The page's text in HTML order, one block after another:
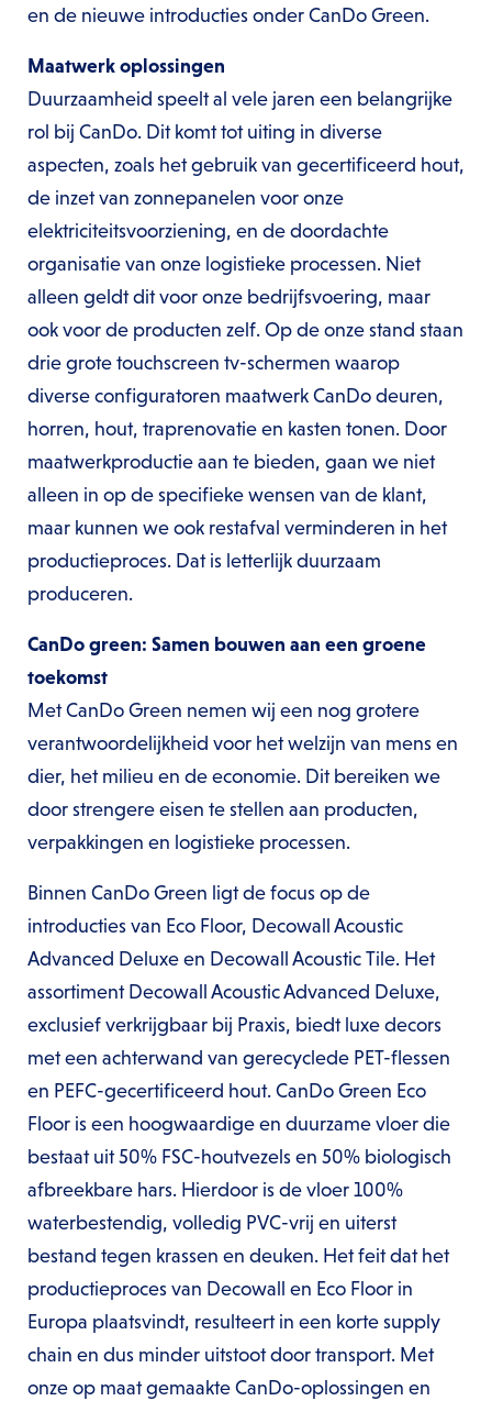
en de nieuwe introducties onder CanDo Green.
Maatwerk oplossingen
Duurzaamheid speelt al vele jaren een belangrijke
rol bij CanDo. Dit komt tot uiting in diverse
aspecten, zoals het gebruik van gecertificeerd hout,
de inzet van zonnepanelen voor onze
elektriciteitsvoorziening, en de doordachte
organisatie van onze logistieke processen. Niet
alleen geldt dit voor onze bedrijfsvoering, maar
ook voor de producten zelf. Op de onze stand staan
drie grote touchscreen tv-schermen waarop
diverse configuratoren maatwerk CanDo deuren,
horren, hout, traprenovatie en kasten tonen. Door
maatwerkproductie aan te bieden, gaan we niet
alleen in op de specifieke wensen van de klant,
maar kunnen we ook restafval verminderen in het
productieproces. Dat is letterlijk duurzaam
produceren.
CanDo green: Samen bouwen aan een groene
toekomst
Met CanDo Green nemen wij een nog grotere
verantwoordelijkheid voor het welzijn van mens en
dier, het milieu en de economie. Dit bereiken we
door strengere eisen te stellen aan producten,
verpakkingen en logistieke processen.
Binnen CanDo Green ligt de focus op de
introducties van Eco Floor, Decowall Acoustic
Advanced Deluxe en Decowall Acoustic Tile. Het
assortiment Decowall Acoustic Advanced Deluxe,
exclusief verkrijgbaar bij Praxis, biedt luxe decors
met een achterwand van gerecyclede PET-flessen
en PEFC-gecertificeerd hout. CanDo Green Eco
Floor is een hoogwaardige en duurzame vloer die
bestaat uit 50% FSC-houtvezels en 50% biologisch
afbreekbare hars. Hierdoor is de vloer 100%
waterbestendig, volledig PVC-vrij en uiterst
bestand tegen krassen en deuken. Het feit dat het
productieproces van Decowall en Eco Floor in
Europa plaatsvindt, resulteert in een korte supply
chain en dus minder uitstoot door transport. Met
onze op maat gemaakte CanDo-oplossingen en